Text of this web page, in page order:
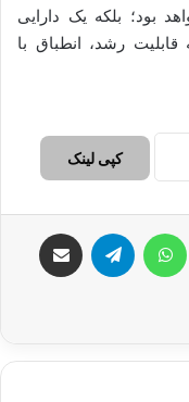
بود؛ بلکه یک دارایی
رشد، انطباق با
کپی لینک
‫رددیت تلگرام